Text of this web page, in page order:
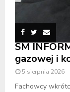
SM
gazowej i
5 sierpnia 2026
Fachowcy